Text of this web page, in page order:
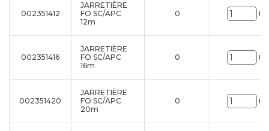
002351412
JARRETIÈRE
FO SC/APC
12m
0
002351416
JARRETIÈRE
FO SC/APC
16m
0
002351420
JARRETIÈRE
FO SC/APC
20m
0